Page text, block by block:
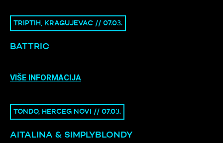
TRIPTIH, KRAGUJEVAC // 07.03.
BATTRIC
VIŠE INFORMACIJA
TONDO, HERCEG NOVI // 07.03.
AITALINA & SIMPLYBLONDY